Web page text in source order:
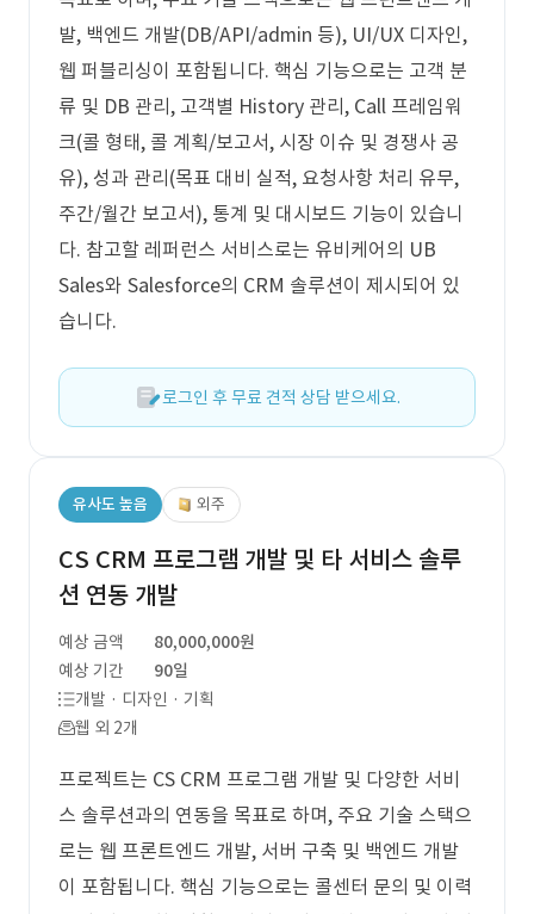
발, 백엔드 개발(DB/API/admin 등), UI/UX 디자인,
웹 퍼블리싱이 포함됩니다. 핵심 기능으로는 고객 분
류 및 DB 관리, 고객별 History 관리, Call 프레임워
크(콜 형태, 콜 계획/보고서, 시장 이슈 및 경쟁사 공
유), 성과 관리(목표 대비 실적, 요청사항 처리 유무,
주간/월간 보고서), 통계 및 대시보드 기능이 있습니
다. 참고할 레퍼런스 서비스로는 유비케어의 UB
Sales와 Salesforce의 CRM 솔루션이 제시되어 있
습니다.
로그인 후 무료 견적 상담 받으세요.
유사도 높음 외주
CS CRM 프로그램 개발 및 타 서비스 솔루
션 연동 개발
예상 금액
80,000,000원
예상 기간
90일
개발 · 디자인 · 기획
웹 외 2개
프로젝트는 CS CRM 프로그램 개발 및 다양한 서비
스 솔루션과의 연동을 목표로 하며, 주요 기술 스택으
로는 웹 프론트엔드 개발, 서버 구축 및 백엔드 개발
이 포함됩니다. 핵심 기능으로는 콜센터 문의 및 이력